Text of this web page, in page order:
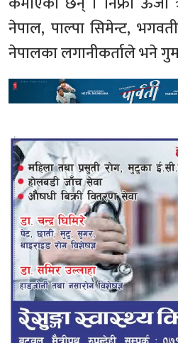
नेपाल, पाल्पा सिमेन्ट,
नेपालका लगानीकर्ताले भने